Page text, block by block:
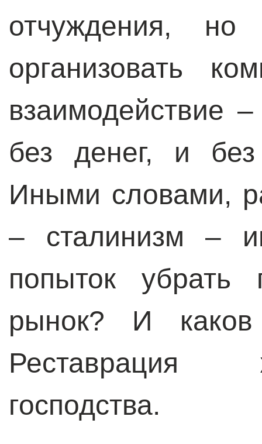
отчуждения,
организовать
взаимодействие
без денег, и без
Иными словами,
– сталинизм –
попыток
рынок? И
Реставрация
господства.